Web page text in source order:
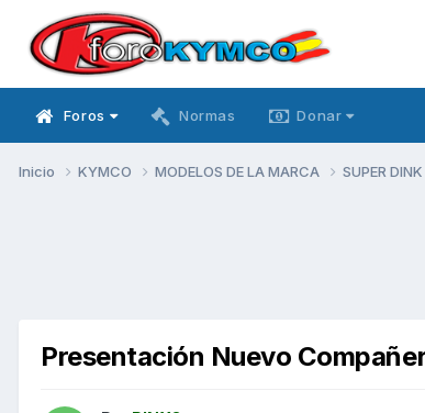
Foros Normas Donar
Inicio KYMCO MODELOS DE LA MARCA SUPER DINK
Presentación Nuevo